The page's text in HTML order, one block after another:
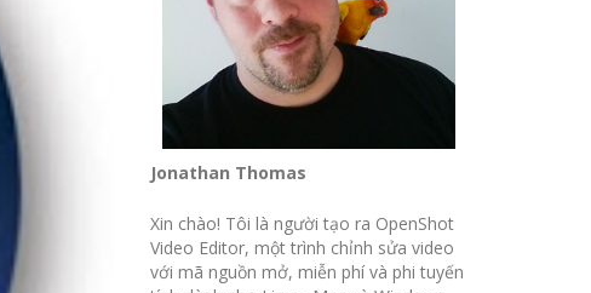
Jonathan Thomas
Xin chào! Tôi là người tạo ra OpenShot
Video Editor, một trình chỉnh sửa video
với mã nguồn mở, miễn phí và phi tuyến